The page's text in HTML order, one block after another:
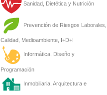
Sanidad, Dietética y Nutrición
Prevención de Riesgos Laborales,
Calidad, Medioambiente, I+D+I
Informática, Diseño y
Programación
Inmobiliaria, Arquitectura e